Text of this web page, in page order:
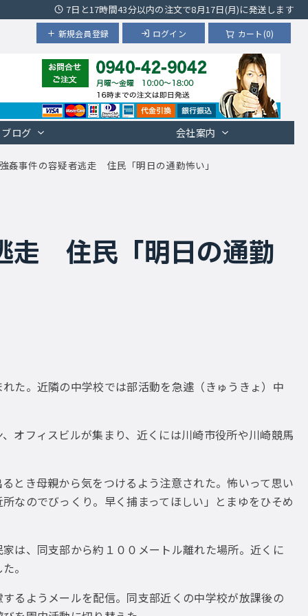
7日と17時間43分以内の注文で8月17日(月)に発送します
カート(0)
ログイン
新規会員登録
ブログ 会社案内
事件の容疑者逃走 住民「明日の通勤怖い」
走 住民「明日の通勤
た。近隣の中学校では部活動を急遽（きゅうきょ）中
オフィスビルが集まり、近くには川崎市役所や川崎競馬
とき母親から気をつけるよう注意された。怖いって思い
なのでびっくり。早く捕まってほしい」とまゆをひそめ
は、同支部から約１００メートル離れた場所。近くに
。
るようメールを配信。同支部近くの中学校が放課後の